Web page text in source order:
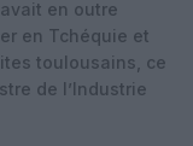
en outre
en Tchéquie et
toulousains, ce
de l’Industrie